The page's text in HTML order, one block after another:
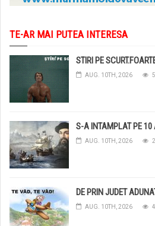
TE-AR MAI PUTEA INTERESA
STIRI PE
AUG. 10TH, 2026
S-A INTAMPLAT PE 10
AUG. 10TH, 2026
DE PRIN JUDET
AUG. 10TH, 2026